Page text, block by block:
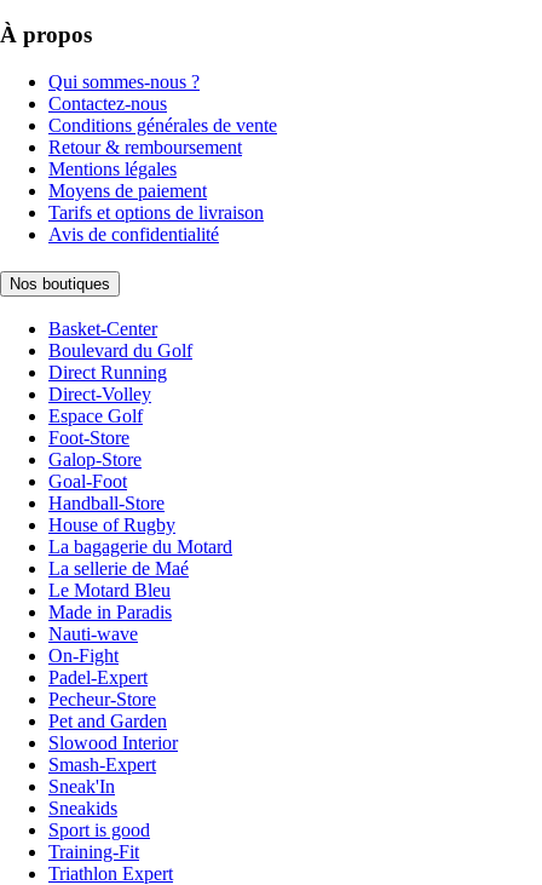
À propos
Qui sommes-nous ?
Contactez-nous
Conditions générales de vente
Retour & remboursement
Mentions légales
Moyens de paiement
Tarifs et options de livraison
Avis de confidentialité
Nos boutiques
Basket-Center
Boulevard du Golf
Direct Running
Direct-Volley
Espace Golf
Foot-Store
Galop-Store
Goal-Foot
Handball-Store
House of Rugby
La bagagerie du Motard
La sellerie de Maé
Le Motard Bleu
Made in Paradis
Nauti-wave
On-Fight
Padel-Expert
Pecheur-Store
Pet and Garden
Slowood Interior
Smash-Expert
Sneak'In
Sneakids
Sport is good
Training-Fit
Triathlon Expert